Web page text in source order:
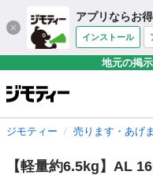
アプリならお
インストール
地元の掲
ジモティー 売ります・あげ
【軽量約6.5kg】AL